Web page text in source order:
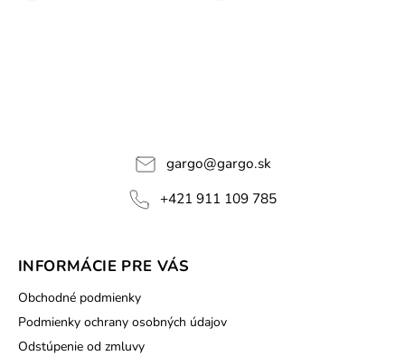
gargo@gargo.sk
+421 911 109 785
INFORMÁCIE PRE VÁS
Obchodné podmienky
Podmienky ochrany osobných údajov
Odstúpenie od zmluvy